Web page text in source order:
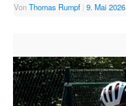
VonThomas Rumpf | 9. Mai 2026